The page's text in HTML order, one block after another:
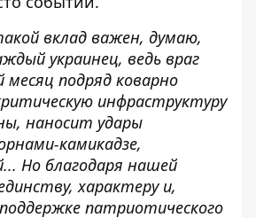
вклад важен, думаю,
украинец, ведь враг
подряд коварно
инфраструктуру
наносит удары
камикадзе,
Но благодаря нашей
характеру и,
патриотического